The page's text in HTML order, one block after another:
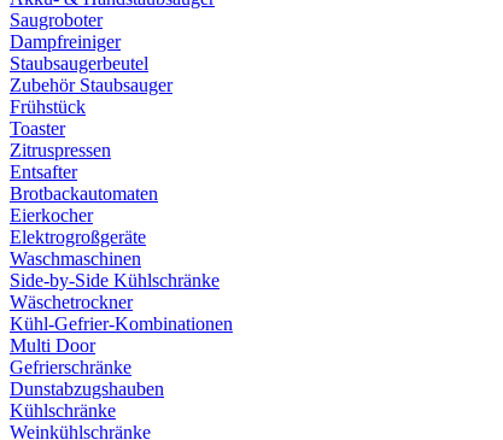
Saugroboter
Dampfreiniger
Staubsaugerbeutel
Zubehör Staubsauger
Frühstück
Toaster
Zitruspressen
Entsafter
Brotbackautomaten
Eierkocher
Elektrogroßgeräte
Waschmaschinen
Side-by-Side Kühlschränke
Wäschetrockner
Kühl-Gefrier-Kombinationen
Multi Door
Gefrierschränke
Dunstabzugshauben
Kühlschränke
Weinkühlschränke